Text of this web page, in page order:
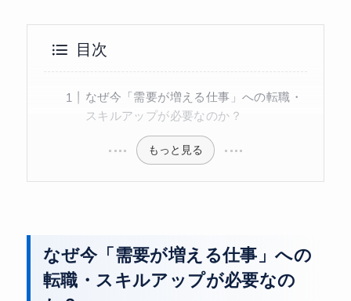
目次
なぜ今「需要が増える仕事」への転職・
スキルアップが必要なのか？
もっと見る
なぜ今「需要が増える仕事」への
転職・スキルアップが必要なの